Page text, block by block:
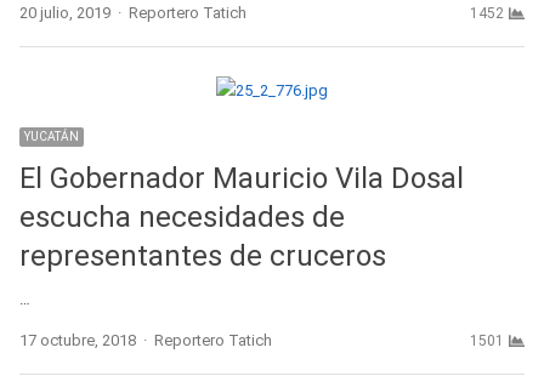
20 julio, 2019 Author
Reportero Tatich 1452
YUCATÁN
El Gobernador Mauricio Vila Dosal
escucha necesidades de
representantes de cruceros
17 octubre, 2018 Author
Reportero Tatich 1501